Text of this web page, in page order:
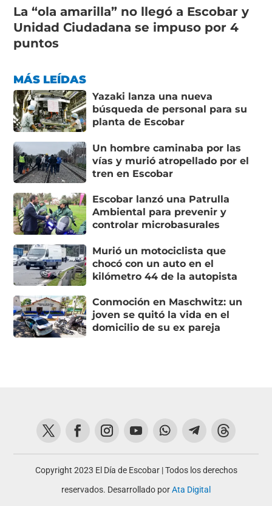
La “ola amarilla” no llegó a Escobar y
Unidad Ciudadana se impuso por 4
puntos
MÁS LEÍDAS
Yazaki lanza una nueva
búsqueda de personal para su
planta de Escobar
Un hombre caminaba por las
vías y murió atropellado por el
tren en Escobar
Escobar lanzó una Patrulla
Ambiental para prevenir y
controlar microbasurales
Murió un motociclista que
chocó con un auto en el
kilómetro 44 de la autopista
Conmoción en Maschwitz: un
joven se quitó la vida en el
domicilio de su ex pareja
Copyright 2023 El Día de Escobar | Todos los derechos
reservados. Desarrollado porAta Digital